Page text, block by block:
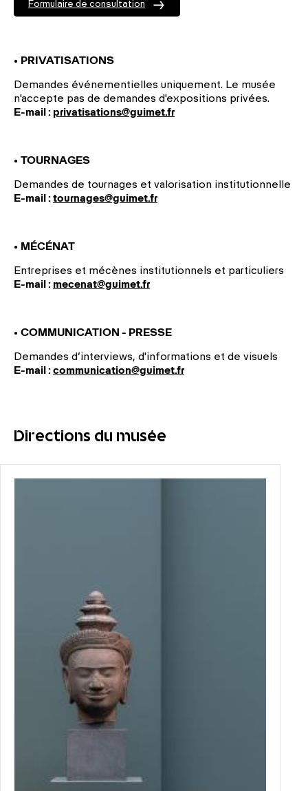
Formulaire de consultation
• PRIVATISATIONS
Demandes événementielles uniquement. Le musée
n'accepte pas de demandes d'expositions privées.
E-mail : privatisations@guimet.fr
• TOURNAGES
Demandes de tournages et valorisation institutionnelle
E-mail : tournages@guimet.fr
• MÉCÉNAT
Entreprises et mécènes institutionnels et particuliers
E-mail : mecenat@guimet.fr
• COMMUNICATION - PRESSE
Demandes d’interviews, d'informations et de visuels
E-mail : communication@guimet.fr
Directions du musée